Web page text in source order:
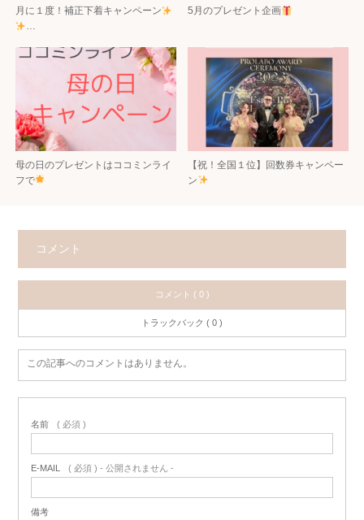
月に１度！補正下着キャンペーン
…
5月のプレゼント企画
母の日のプレゼントはココミンライ
フで
【祝！全国１位】回数券キャンペー
ン
コメント
コメント ( 0 )
トラックバック ( 0 )
この記事へのコメントはありません。
名前 ( 必須 )
E-MAIL ( 必須 ) - 公開されません -
備考